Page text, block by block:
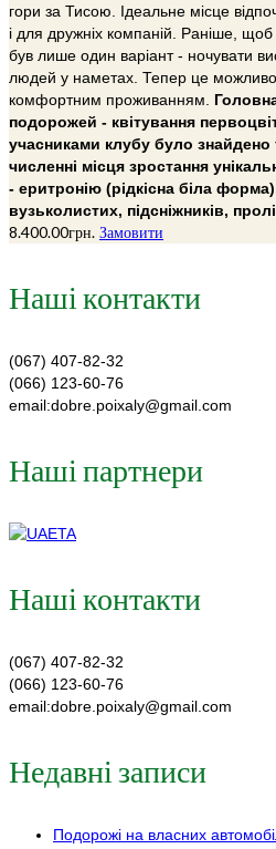
гори за Тисою. Ідеальне місце
і для дружніх компаній. Раніше, щоб
був лише один варіант - ночувати
людей у наметах. Тепер це
комфортним проживанням.
подорожей - квітування
учасниками клубу було знайдено
численні місця зростання
- еритронію (рідкісна біла
вузьколистих, підсніжників,
8.400.00грн. Замовити
Наші контакти
(067) 407-82-32
(066) 123-60-76
email:dobre.poixaly@gmail.com
Наші партнери
Наші контакти
(067) 407-82-32
(066) 123-60-76
email:dobre.poixaly@gmail.com
Недавні записи
Подорожі на власних